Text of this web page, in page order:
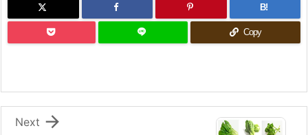
B!
Copy

Next